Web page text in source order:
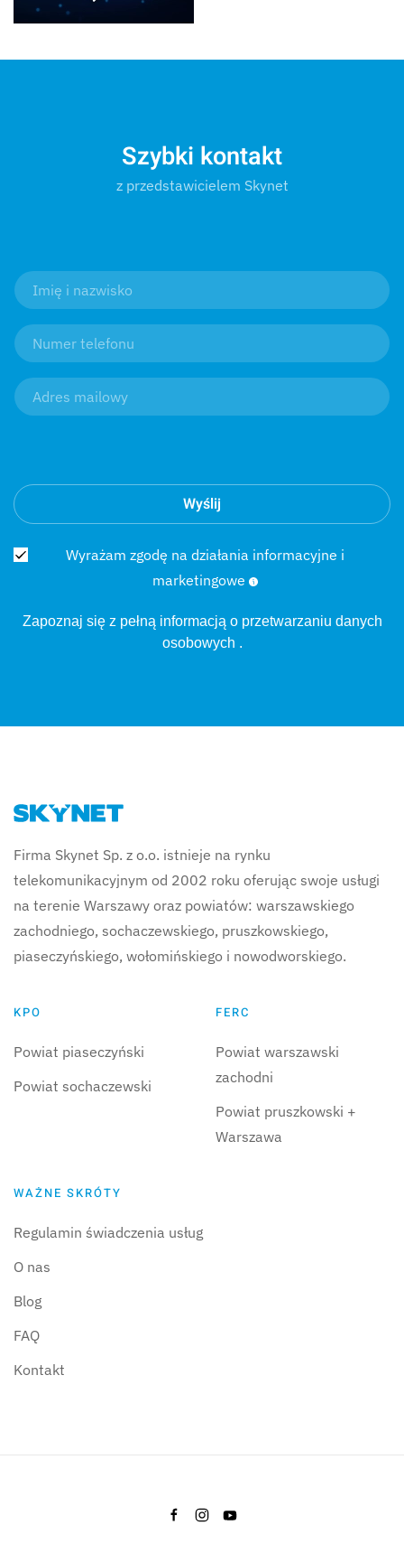
Szybki kontakt
z przedstawicielem Skynet
Wyślij
Wyrażam zgodę na działania informacyjne i
marketingowe
Zapoznaj się z pełną informacją o przetwarzaniu danych
osobowych .
Firma Skynet Sp. z o.o. istnieje na rynku
telekomunikacyjnym od 2002 roku oferując swoje usługi
na terenie Warszawy oraz powiatów: warszawskiego
zachodniego, sochaczewskiego, pruszkowskiego,
piaseczyńskiego, wołomińskiego i nowodworskiego.
KPO
Powiat piaseczyński
Powiat sochaczewski
FERC
Powiat warszawski
zachodni
Powiat pruszkowski +
Warszawa
WAŻNE SKRÓTY
Regulamin świadczenia usług
O nas
Blog
FAQ
Kontakt